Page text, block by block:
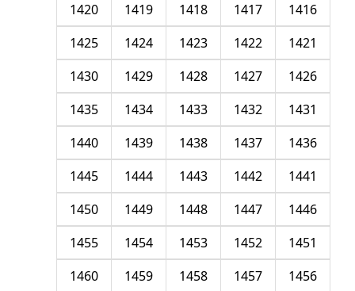
1416
1417
1418
1419
1420
1421
1422
1423
1424
1425
1426
1427
1428
1429
1430
1431
1432
1433
1434
1435
1436
1437
1438
1439
1440
1441
1442
1443
1444
1445
1446
1447
1448
1449
1450
1451
1452
1453
1454
1455
1456
1457
1458
1459
1460